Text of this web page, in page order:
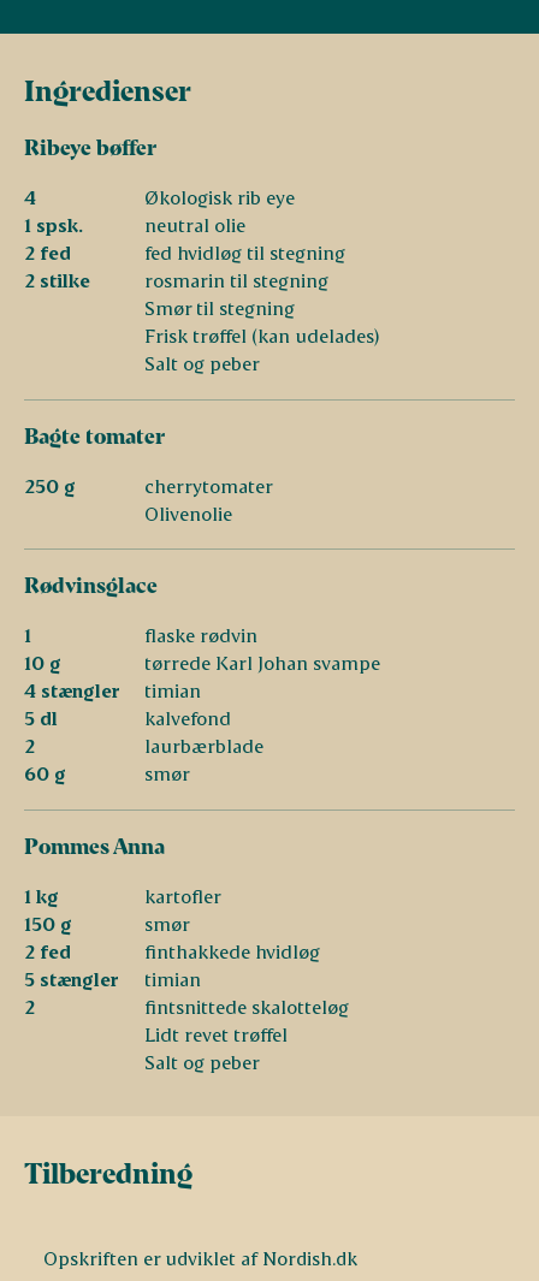
Ingredienser
Ribeye bøffer
4
Økologisk rib eye
1 spsk.
neutral olie
2 fed
fed hvidløg til stegning
2 stilke
rosmarin til stegning
Smør til stegning
Frisk trøffel (kan udelades)
Salt og peber
Bagte tomater
250 g
cherrytomater
Olivenolie
Rødvinsglace
1
flaske rødvin
10 g
tørrede Karl Johan svampe
4 stængler
timian
5 dl
kalvefond
2
laurbærblade
60 g
smør
Pommes Anna
1 kg
kartofler
150 g
smør
2 fed
finthakkede hvidløg
5 stængler
timian
2
fintsnittede skalotteløg
Lidt revet trøffel
Salt og peber
Tilberedning
Opskriften er udviklet af Nordish.dk